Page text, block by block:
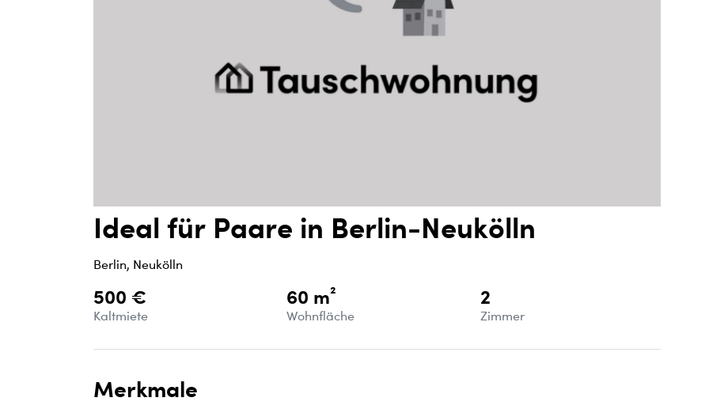
Ideal für Paare in Berlin-Neukölln
Berlin, Neukölln
500 €
Kaltmiete
60 m²
Wohnfläche
2
Zimmer
Merkmale